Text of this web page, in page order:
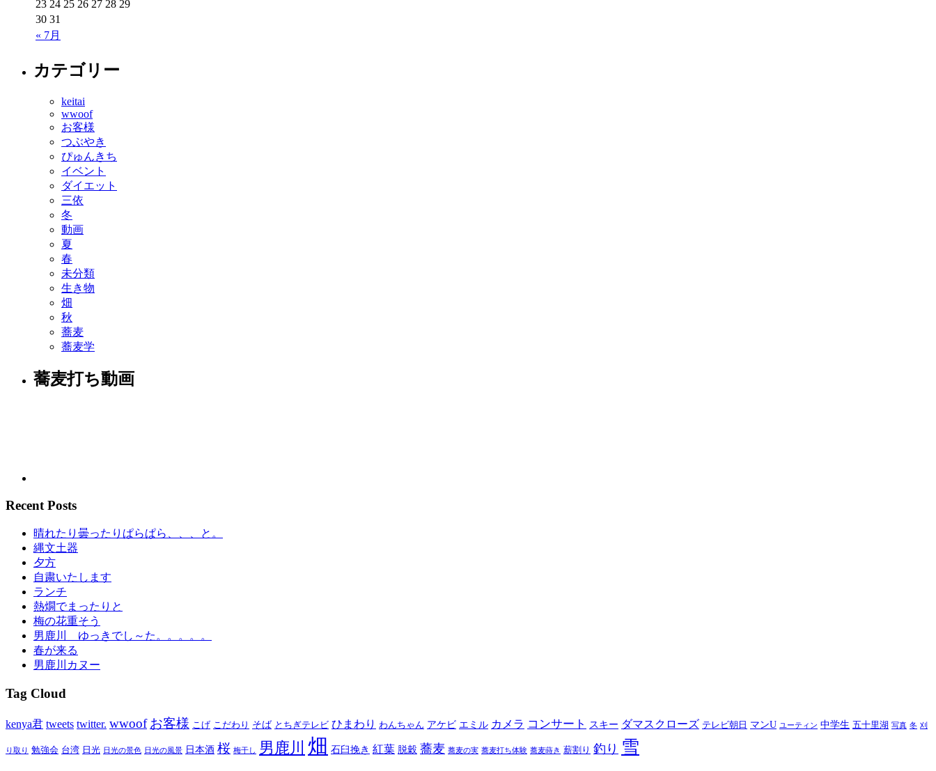
« 7月
23 24 25 26 27 28 29
30 31
カテゴリー
keitai
wwoof
お客様
つぶやき
ぴゅんきち
イベント
ダイエット
三依
冬
動画
夏
春
未分類
生き物
畑
秋
蕎麦
蕎麦学
蕎麦打ち動画
Recent Posts
晴れたり曇ったりぱらぱら、、、と。
縄文土器
夕方
自粛いたします
ランチ
熱燗でまったりと
梅の花重そう
男鹿川 ゆっきでし～た。。。。。
春が来る
男鹿川カヌー
Tag Cloud
kenya君 tweets twitter. wwoof お客様 こげ こだわり そば とちぎテレビ ひまわり わんちゃん アケビ エミル カメラ コンサート スキー ダマスクローズ テレビ朝日 マンU ユーティン 中学生 五十里湖 写真 冬 刈
り取り 勉強会 台湾 日光 日光の景色 日光の風景 日本酒 桜 梅干し 男鹿川 畑 石臼挽き 紅葉 脱穀 蕎麦 蕎麦の実 蕎麦打ち体験 蕎麦蒔き 薪割り 釣り 雪